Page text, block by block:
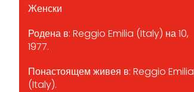
Женски
Родена в: Reggio Emilia (Italy) на 10,
1977.
Понастоящем живея в: Reggio Emilia
(Italy).